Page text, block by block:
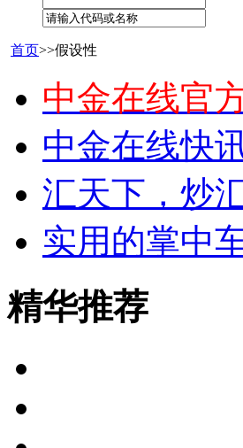
首页>>假设性
中金在线官
中金在线快
汇天下，炒
实用的掌中
精华推荐